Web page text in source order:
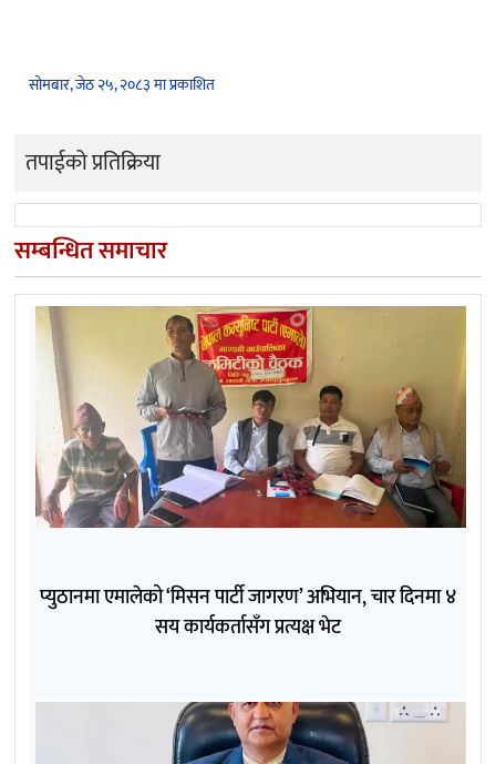
सोमबार, जेठ २५, २०८३ मा प्रकाशित
तपाईको प्रतिक्रिया
सम्बन्धित समाचार
प्युठानमा एमालेको ‘मिसन पार्टी जागरण’ अभियान, चार दिनमा ४
सय कार्यकर्तासँग प्रत्यक्ष भेट